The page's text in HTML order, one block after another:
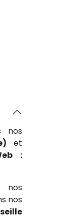
nos
et
:
nos
nos